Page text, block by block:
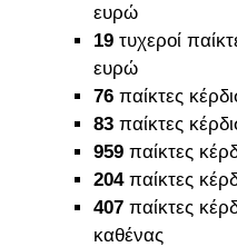
ευρώ
19 τυχεροί
ευρώ
76 παίκτες
83 παίκτες
959 παίκτες
204 παίκτες
407 παίκτες
καθένας